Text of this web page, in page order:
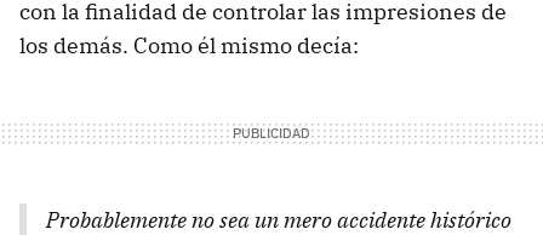
con la finalidad de controlar las impresiones de
los demás. Como él mismo decía:
Probablemente no sea un mero accidente histórico